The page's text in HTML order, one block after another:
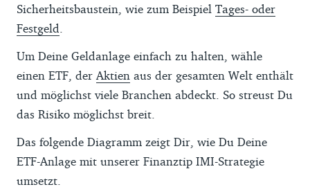
Sicherheitsbaustein, wie zum Beispiel Tages- oder
Festgeld
Um Deine Geldanlage einfach zu halten, wähle
einen ETF, der Aktien aus der gesamten Welt enthält
und möglichst viele Branchen abdeckt. So streust Du
das Risiko möglichst breit.
Das folgende Diagramm zeigt Dir, wie Du Deine
ETF-Anlage mit unserer Finanztip IMI-Strategie
umsetzt.